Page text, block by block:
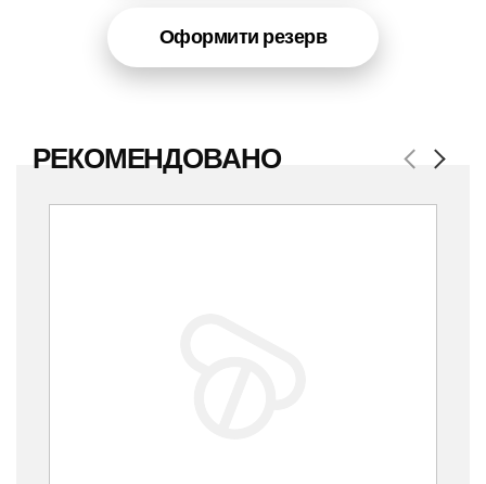
Оформити резерв
РЕКОМЕНДОВАНО Previous
Next